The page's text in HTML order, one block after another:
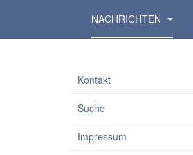
NACHRICHTEN
Kontakt
Suche
Impressum